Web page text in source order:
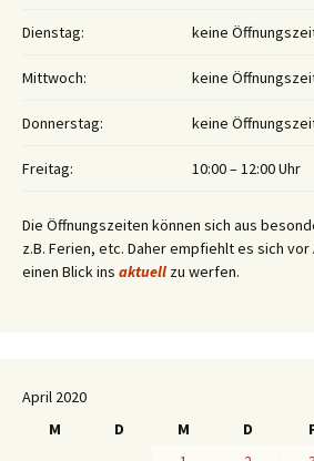
Dienstag: keine
Mittwoch: keine
Donnerstag: keine
Freitag: 10:00 – 12:00 Uhr
Die Öffnungszeiten können sich aus
z.B. Ferien, etc. Daher empfiehlt es sich
einen Blick ins aktuell zu werfen.
April 2020
M
D M D